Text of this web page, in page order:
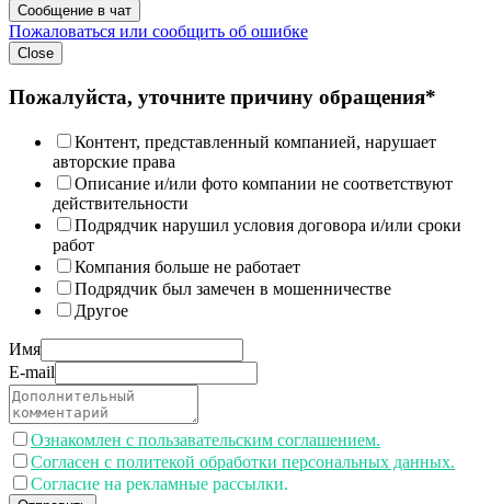
Сообщение в чат
Пожаловаться или сообщить об ошибке
Close
Пожалуйста, уточните причину обращения*
Контент, представленный компанией, нарушает
авторские права
Описание и/или фото компании не соответствуют
действительности
Подрядчик нарушил условия договора и/или сроки
работ
Компания больше не работает
Подрядчик был замечен в мошенничестве
Другое
Имя
E-mail
Ознакомлен с пользавательским соглашением.
Согласен с политекой обработки персональных данных.
Согласие на рекламные рассылки.